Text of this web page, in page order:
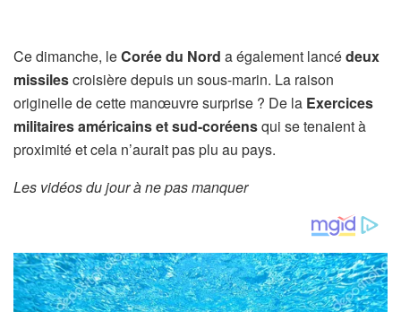
Ce dimanche, leCorée du Nord a également lancédeux
missilescroisière depuis un sous-marin. La raison
originelle de cette manœuvre surprise ? De la Exercices
militaires américains et sud-coréensqui se tenaient à
proximité et cela n’aurait pas plu au pays.
Les vidéos du jour à ne pas manquer